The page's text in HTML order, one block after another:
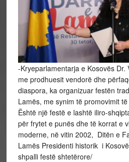
-Kryeparlamentarja e Kosovës Dr.
me prodhuesit vendorë dhe
diaspora, ka organizuar festën
Lamës, me synim të promovimit
Është një festë e lashtë iliro-
për frytet e punës dhe të korrat e
moderne, në vitin 2002, Ditën e
Lamës Presidenti historik i
shpalli festë shtetërore/